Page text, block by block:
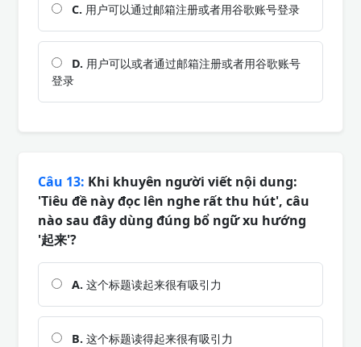
C. 用户可以通过邮箱注册或者用谷歌账号登录
D. 用户可以或者通过邮箱注册或者用谷歌账号
登录
Câu 13: Khi khuyên người viết nội dung:
'Tiêu đề này đọc lên nghe rất thu hút', câu
nào sau đây dùng đúng bổ ngữ xu hướng
'起来'?
A. 这个标题读起来很有吸引力
B. 这个标题读得起来很有吸引力